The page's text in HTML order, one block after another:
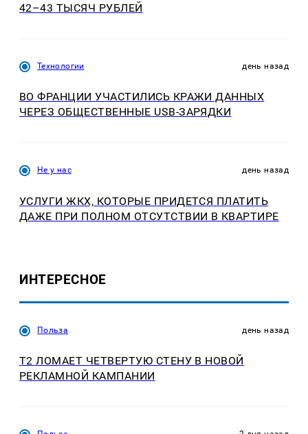
42–43 ТЫСЯЧ РУБЛЕЙ
Технологии день назад
ВО ФРАНЦИИ УЧАСТИЛИСЬ КРАЖИ ДАННЫХ
ЧЕРЕЗ ОБЩЕСТВЕННЫЕ USB-ЗАРЯДКИ
Не у нас день назад
УСЛУГИ ЖКХ, КОТОРЫЕ ПРИДЕТСЯ ПЛАТИТЬ
ДАЖЕ ПРИ ПОЛНОМ ОТСУТСТВИИ В КВАРТИРЕ
ИНТЕРЕСНОЕ
Польза день назад
Т2 ЛОМАЕТ ЧЕТВЕРТУЮ СТЕНУ В НОВОЙ
РЕКЛАМНОЙ КАМПАНИИ